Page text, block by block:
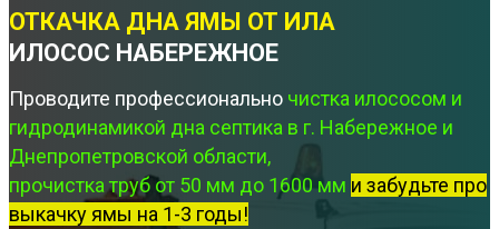
ОТКАЧКА ДНА ЯМЫ ОТ ИЛА
ИЛОСОС НАБЕРЕЖНОЕ
Проводите профессионально чистка илососом и
гидродинамикой дна септика в г. Набережное и
Днепропетровской области,
прочистка труб от 50 мм до 1600 мм и забудьте про
выкачку ямы на 1-3 годы!